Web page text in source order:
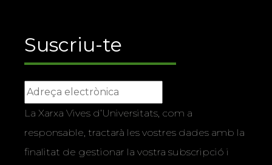
Suscriu-te
La Xarxa Vives d’Universitats, com a
responsable, tractarà les vostres dades amb la
finalitat de gestionar la vostra subscripció i